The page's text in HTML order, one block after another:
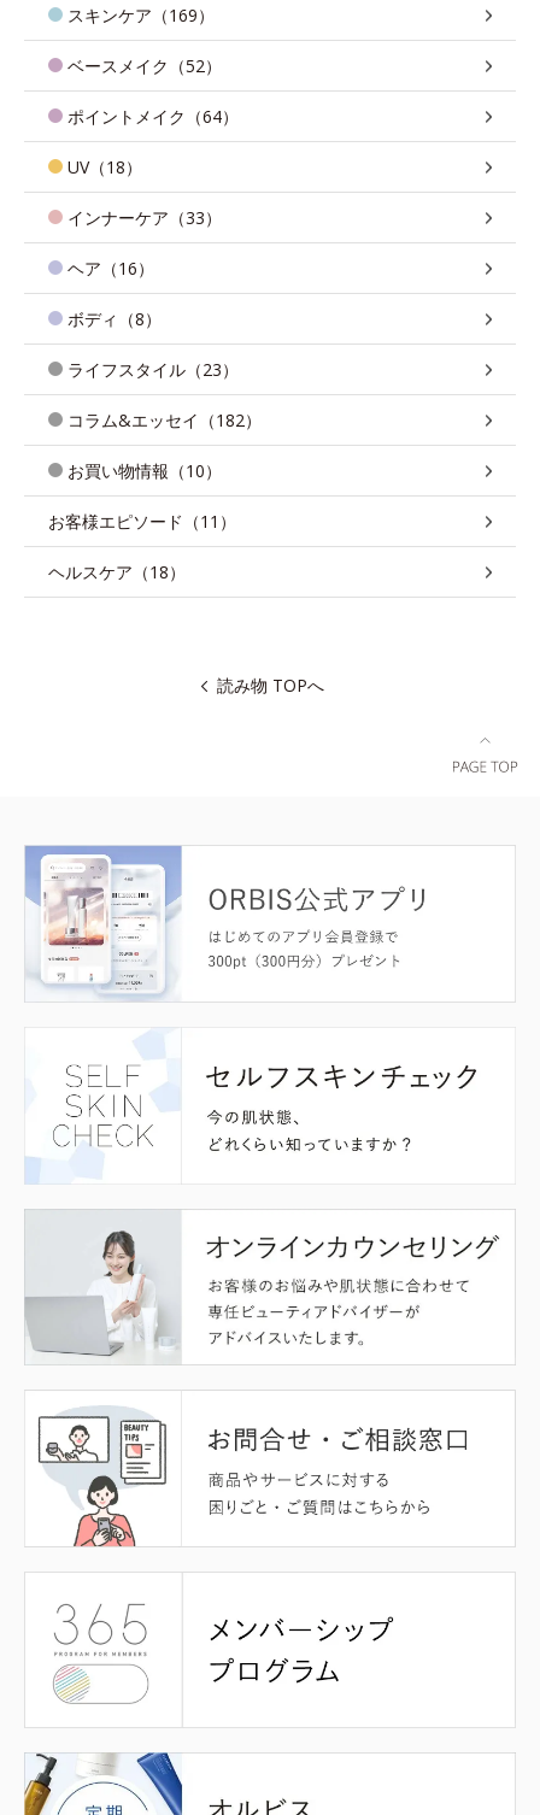
スキンケア（169）
ベースメイク（52）
ポイントメイク（64）
UV（18）
インナーケア（33）
ヘア（16）
ボディ（8）
ライフスタイル（23）
コラム&エッセイ（182）
お買い物情報（10）
お客様エピソード（11）
ヘルスケア（18）
読み物 TOPへ